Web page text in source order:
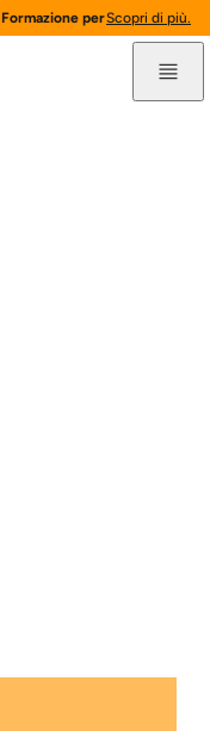
per l'innovazione
Scopri di più.